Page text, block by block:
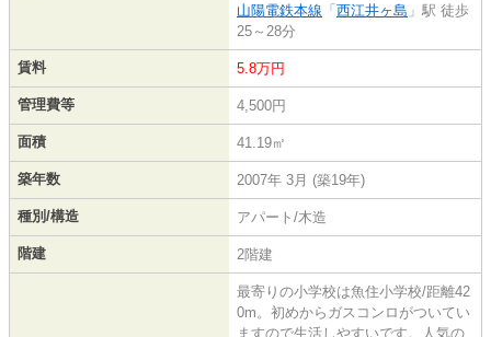
山陽電鉄本線 「 西江井ヶ島 」駅 徒歩
25～28分
賃料 5.8万円
管理費等 4,500円
面積 41.19㎡
築年数 2007年 3月 (築19年)
種別/構造 アパート/木造
階建 2階建
最寄りの小学校は魚住小学校/距離42
0m。初めからガスコンロがついてい
ますので生活しやすいです。人気の